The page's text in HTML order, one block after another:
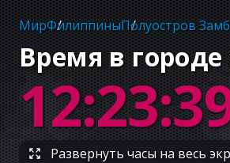
МирФилиппиныПолуостров
Время в
Развернуть часы на весь